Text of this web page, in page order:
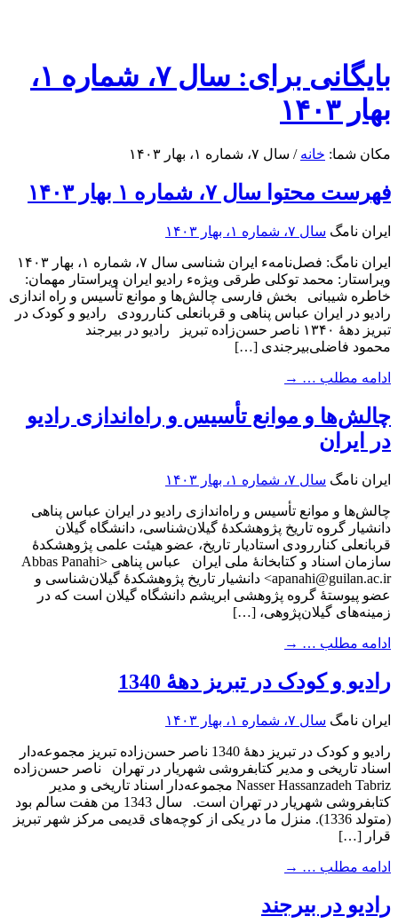
بایگانی برای: سال ۷، شماره ۱،
بهار ۱۴۰۳
مکان شما: خانه / سال ۷، شماره ۱، بهار ۱۴۰۳
فهرست محتوا سال ۷، شماره ۱ بهار ۱۴۰۳
ایران نامگ سال ۷، شماره ۱، بهار ۱۴۰۳
ایران نامگ: فصل‌نامهء ایران شناسی سال ۷، شماره ۱، بهار ۱۴۰۳
ویراستار: محمد توکلی طرقی ویژهء رادیو ایران ویراستار مهمان:
خاطره شیبانی بخش فارسی چالش‌ها و موانع تأسیس و راه اندازی
راديو در ايران عباس پناهی و قربانعلی کناررودی رادیو و کودک در
تبریز دهۀ ۱۳۴۰ ناصر حسن‌زاده تبریز رادیو در بیرجند
محمود فاضلی‌بیرجندی […]
ادامه مطلب … →
چالش‌ها و موانع تأسیس و راه‌اندازی راديو
در ايران‌
ایران نامگ سال ۷، شماره ۱، بهار ۱۴۰۳
چالش‌ها و موانع تأسیس و راه‌اندازی راديو در ايران‌ عباس پناهی
دانشیار گروه تاریخ پژوهشکدۀ گیلان‌شناسی، دانشگاه گیلان
قربانعلی کناررودی استادیار تاریخ، عضو هیئت علمی پژوهشکدۀ
سازمان اسناد و کتابخانۀ ملی ایران عباس پناهی <Abbas Panahi
apanahi@guilan.ac.ir> دانشیار تاریخ پژوهشکدۀ گیلان‌شناسی و
عضو پیوستۀ گروه پژوهشی ابریشم دانشگاه گیلان است که در
زمینه‌های گیلان‌پژوهی، […]
ادامه مطلب … →
رادیو و کودک در تبریز دهۀ 1340
ایران نامگ سال ۷، شماره ۱، بهار ۱۴۰۳
رادیو و کودک در تبریز دهۀ 1340 ناصر حسن‌زاده تبریز مجموعه‌دار
اسناد تاریخی و مدیر کتابفروشی شهریار در تهران ناصر حسن‌زاده
Nasser Hassanzadeh Tabriz مجموعه‌دار اسناد تاریخی و مدیر
کتابفروشی شهریار در تهران است. سال 1343 من هفت سالم بود
(متولد 1336). منزل ما در یکی از کوچه‌های قدیمی مرکز شهر تبریز
قرار […]
ادامه مطلب … →
راديو در بيرجند